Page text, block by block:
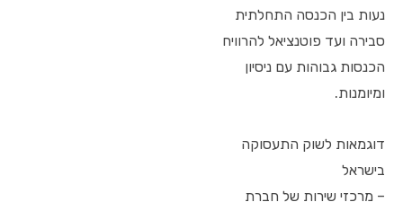
נעות בין הכנסה התחלתית
סבירה ועד פוטנציאל להרוויח
הכנסות גבוהות עם ניסיון
ומיומנות.
דוגמאות לשוק התעסוקה
בישראל
– מרכזי שירות של חברת